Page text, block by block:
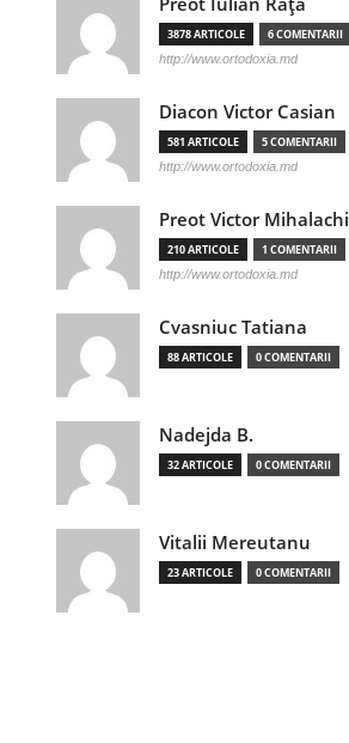
3878 ARTICOLE 6 COMENTARII
http://www.ortodoxia.md
Diacon Victor Casian
581 ARTICOLE 5 COMENTARII
http://www.ortodoxia.md
Preot Victor Mihalachi
210 ARTICOLE 1 COMENTARII
http://www.ortodoxia.md
Cvasniuc Tatiana
88 ARTICOLE 0 COMENTARII
Nadejda B.
32 ARTICOLE 0 COMENTARII
Vitalii Mereutanu
23 ARTICOLE 0 COMENTARII